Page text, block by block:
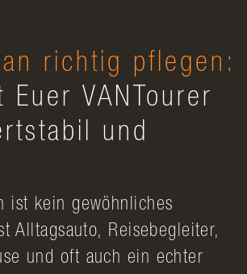
richtig pflegen:
Euer VANTourer
und
ist kein gewöhnliches
Alltagsauto, Reisebegleiter,
und oft auch ein echter